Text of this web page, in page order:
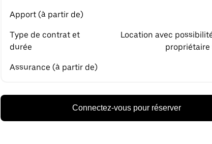
Apport (à partir de)
Type de contrat et
durée
Location avec
propriétaire
Assurance (à partir de)
Connectez-vous pour réserver